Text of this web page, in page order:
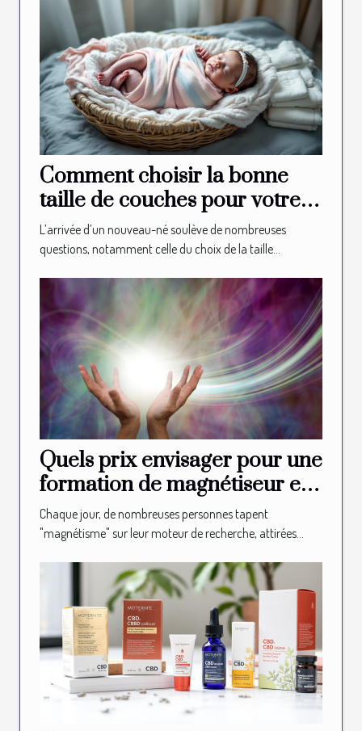
Comment choisir la bonne
taille de couches pour votre
nouveau-né?
L’arrivée d’un nouveau-né soulève de nombreuses
questions, notamment celle du choix de la taille...
Quels prix envisager pour une
formation de magnétiseur en
ligne ?
Chaque jour, de nombreuses personnes tapent
"magnétisme" sur leur moteur de recherche, attirées...